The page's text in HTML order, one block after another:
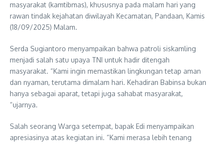
masyarakat (kamtibmas), khususnya pada malam hari yang
rawan tindak kejahatan diwilayah Kecamatan, Pandaan, Kamis
(18/09/2025) Malam.
Serda Sugiantoro menyampaikan bahwa patroli siskamling
menjadi salah satu upaya TNI untuk hadir ditengah
masyarakat. “Kami ingin memastikan lingkungan tetap aman
dan nyaman, terutama dimalam hari. Kehadiran Babinsa bukan
hanya sebagai aparat, tetapi juga sahabat masyarakat,
“ujarnya.
Salah seorang Warga setempat, bapak Edi menyampaikan
apresiasinya atas kegiatan ini. “Kami merasa lebih tenang